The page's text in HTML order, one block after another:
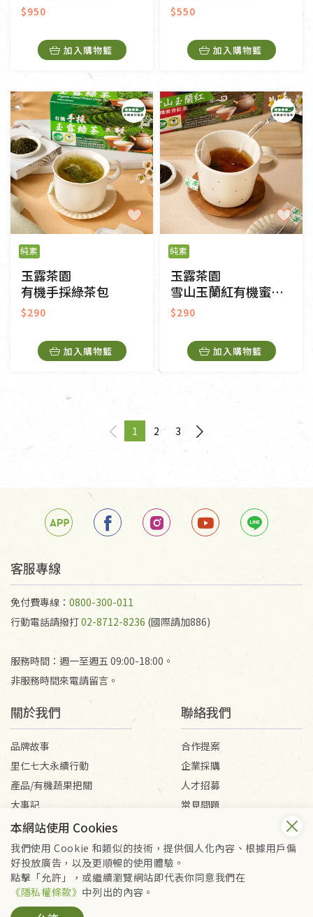
$950
加入購物籃
$550
加入購物籃
純素
玉露茶園
有機手採綠茶包
$290
加入購物籃
純素
玉露茶園
雪山玉蘭紅有機蜜香紅茶包
$290
加入購物籃
pageYou're on page
1 2 3
page
客服專線
免付費專線： 0800-300-011
行動電話請撥打02-8712-8236 (國際請加886)
服務時間：週一至週五 09:00-18:00。
非服務時間來電請留言。
關於我們
品牌故事
里仁七大永續行動
產品/有機蔬果把關
大事記
媒體報導
聯絡我們
合作提案
企業採購
人才招募
常見問題
會員服務條款
隱私權政策
Copyright © 2026 里仁事業股份有限公司(統編：16301262) /
里仁網購股份有限公司(統編：25149752)
本網站使用 Cookies
我們使用 Cookie 和類似的技術，提供個人化內容、根據用戶偏
好投放廣告，以及更順暢的使用體驗。
點擊「允許」，或繼續瀏覽網站即代表你同意我們在
《隱私權條款》 中列出的內容。